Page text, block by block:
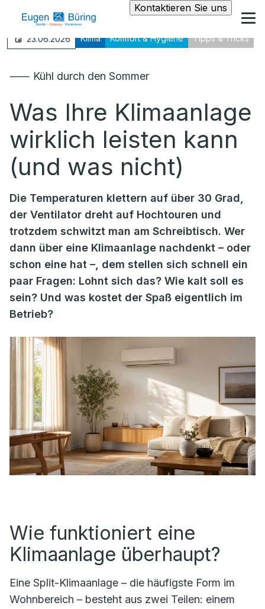
Kontaktieren Sie uns
23.06.2026 Klima Komfort & Hygiene Tipps & Tricks
⸺ Kühl durch den Sommer
Was Ihre Klimaanlage
wirklich leisten kann
(und was nicht)
Die Temperaturen klettern auf über 30 Grad,
der Ventilator dreht auf Hochtouren und
trotzdem schwitzt man am Schreibtisch. Wer
dann über eine Klimaanlage nachdenkt – oder
schon eine hat –, dem stellen sich schnell ein
paar Fragen: Lohnt sich das? Wie kalt soll es
sein? Und was kostet der Spaß eigentlich im
Betrieb?
Wie funktioniert eine
Klimaanlage überhaupt?
Eine Split-Klimaanlage – die häufigste Form im
Wohnbereich – besteht aus zwei Teilen: einem